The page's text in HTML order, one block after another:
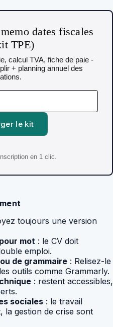
dates fiscales
TPE)
calcul TVA, fiche de paie -
+ planning annuel des
le kit
en 1 clic.
toujours une version
mot : le CV doit
emploi.
de grammaire : Relisez-le
outils comme Grammarly.
: restent accessibles,
sociales : le travail
la gestion de crise sont